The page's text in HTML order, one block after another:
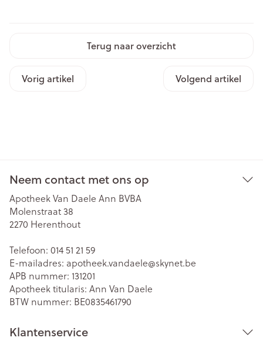
Terug naar overzicht
Vorig artikel Volgend artikel
Neem contact met ons op
Apotheek Van Daele Ann BVBA
Molenstraat 38
2270 Herenthout
Telefoon: 014 51 21 59
E-mailadres: apotheek.vandaele@skynet.be
APB nummer: 131201
Apotheek titularis: Ann Van Daele
BTW nummer: BE0835461790
Klantenservice